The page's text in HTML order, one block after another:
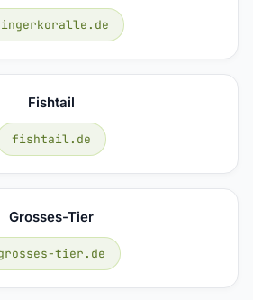
Fishtail
fishtail.de
Grosses-Tier
tier.de